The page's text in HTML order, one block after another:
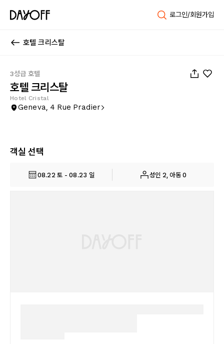
로그인/회원가입
호텔 크리스탈
3성급 호텔
호텔 크리스탈
Hotel Cristal
Geneva, 4 Rue Pradier
객실 선택
08.22 토 - 08.23 일 성인 2, 아동 0